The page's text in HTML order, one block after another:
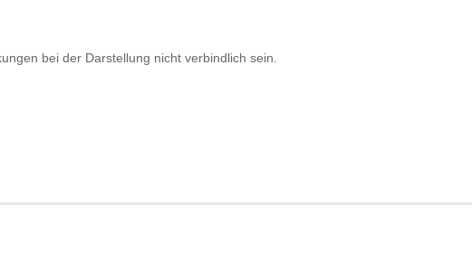
bei der Darstellung nicht verbindlich sein.